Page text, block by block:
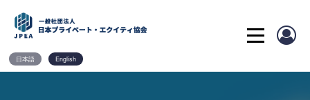
content
日本語 English